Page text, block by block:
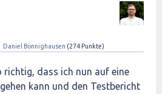
Daniel Bönnighausen (274 Punkte)
richtig, dass ich nun auf eine
kann und den Testbericht